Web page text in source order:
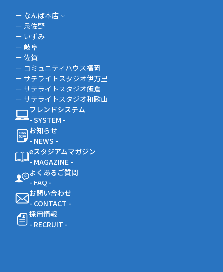
ー なんば本店
ー 泉佐野
ー いずみ
ー 岐阜
ー 佐賀
ー コミュニティハウス福岡
ー サテライトスタジオ伊万里
ー サテライトスタジオ飯倉
ー サテライトスタジオ和歌山
フレンドシステム
- SYSTEM -
お知らせ
- NEWS -
eスタジアムマガジン
- MAGAZINE -
よくあるご質問
- FAQ -
お問い合わせ
- CONTACT -
採用情報
- RECRUIT -